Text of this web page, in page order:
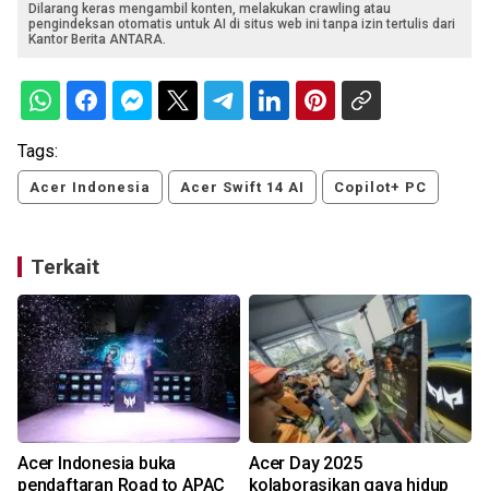
Dilarang keras mengambil konten, melakukan crawling atau
pengindeksan otomatis untuk AI di situs web ini tanpa izin tertulis dari
Kantor Berita ANTARA.
Tags:
Acer Indonesia Acer Swift 14 AI Copilot+ PC
Terkait
Acer Indonesia buka
pendaftaran Road to APAC
Acer Day 2025
kolaborasikan gaya hidup